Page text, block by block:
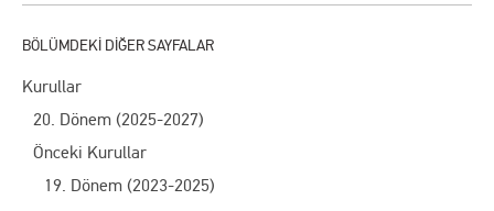
Kurullar
20. Dönem (2025-2027)
Önceki Kurullar
19. Dönem (2023-2025)